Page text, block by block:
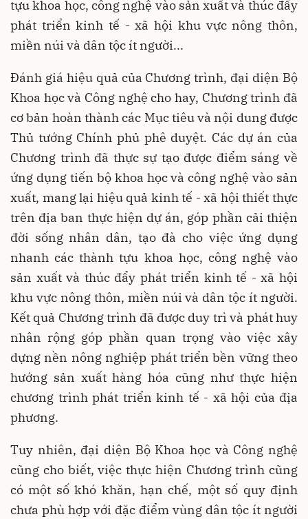
tựu khoa học, công nghệ vào sản xuất và thúc đẩy
phát triển kinh tế - xã hội khu vực nông thôn,
miền núi và dân tộc ít người...
Đánh giá hiệu quả của Chương trình, đại diện Bộ
Khoa học và Công nghệ cho hay, Chương trình đã
cơ bản hoàn thành các Mục tiêu và nội dung được
Thủ tướng Chính phủ phê duyệt. Các dự án của
Chương trình đã thực sự tạo được điểm sáng về
ứng dụng tiến bộ khoa học và công nghệ vào sản
xuất, mang lại hiệu quả kinh tế - xã hội thiết thực
trên địa ban thực hiện dự án, góp phần cải thiện
đời sống nhân dân, tạo đà cho việc ứng dụng
nhanh các thành tựu khoa học, công nghệ vào
sản xuất và thúc đẩy phát triển kinh tế - xã hội
khu vực nông thôn, miền núi và dân tộc ít người.
Kết quả Chương trình đã được duy trì và phát huy
nhân rộng góp phần quan trọng vào việc xây
dựng nền nông nghiệp phát triển bền vững theo
hướng sản xuất hàng hóa cũng như thực hiện
chương trình phát triển kinh tế - xã hội của địa
phương.
Tuy nhiên, đại diện Bộ Khoa học và Công nghệ
cũng cho biết, việc thực hiện Chương trình cũng
có một số khó khăn, hạn chế, một số quy định
chưa phù hợp với đặc điểm vùng dân tộc ít người